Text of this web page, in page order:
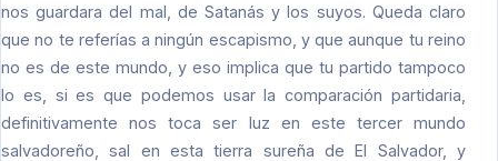
nos guardara del mal, de Satanás y los suyos. Queda claro
que no te referías a ningún escapismo, y que aunque tu reino
no es de este mundo, y eso implica que tu partido tampoco
lo es, si es que podemos usar la comparación partidaria,
definitivamente nos toca ser luz en este tercer mundo
salvadoreño, sal en esta tierra sureña de El Salvador, y